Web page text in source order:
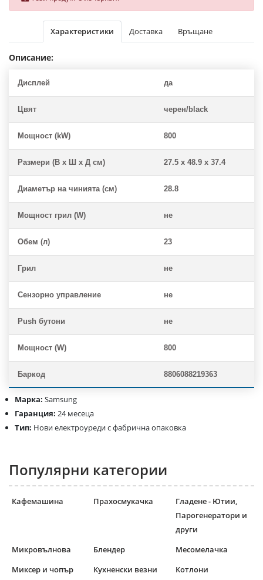
Характеристики Доставка Връщане
Описание:
Дисплей да
Цвят черен/black
Мощност (kW) 800
Размери (В x Ш x Д см) 27.5 x 48.9 x 37.4
Диаметър на чинията (см) 28.8
Мощност грил (W) не
Обем (л) 23
Грил не
Сензорно управление не
Push бутони не
Мощност (W) 800
Баркод 8806088219363
Марка: Samsung
Гаранция: 24 месеца
Тип: Нови електроуреди с фабрична опаковка
Популярни категории
Кафемашина Прахосмукачка
Гладене - Ютии,
Парогенератори и
други
Микровълнова
Блендер
Месомелачка
Миксер и чопър
Кухненски везни
Котлони